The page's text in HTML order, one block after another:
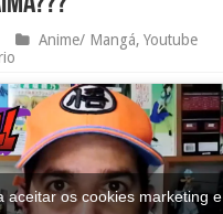
Anime/ Mangá,Youtube
aceitar os cookies marketing e